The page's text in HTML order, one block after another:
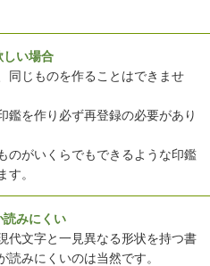
しい場合
同じものを作ることはできませ
鑑を作り必ず再登録の必要があり
のがいくらでもできるような印鑑
す。
読みにくい
代文字と一見異なる形状を持つ書
みにくいのは当然です。